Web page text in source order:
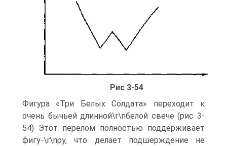
Рис 3-54
Фигура «Три Белых Солдата» переходит к
очень бычьей длинной\r\nбелой свече (рис 3-
54) Этот перелом полностью поддерживает
фигу-\r\nру, что делает подшерждение не